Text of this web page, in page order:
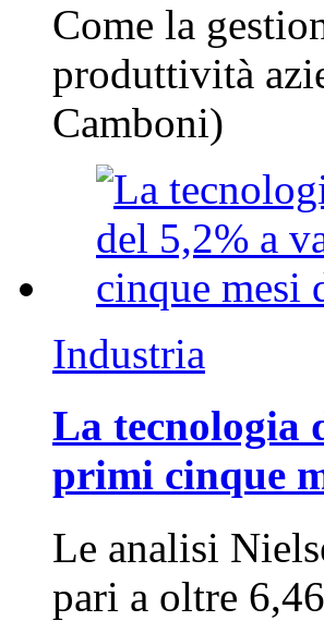
Come la
produttività
Camboni)
Industria
La tecnologia
primi cinque
Le analisi
pari a oltre